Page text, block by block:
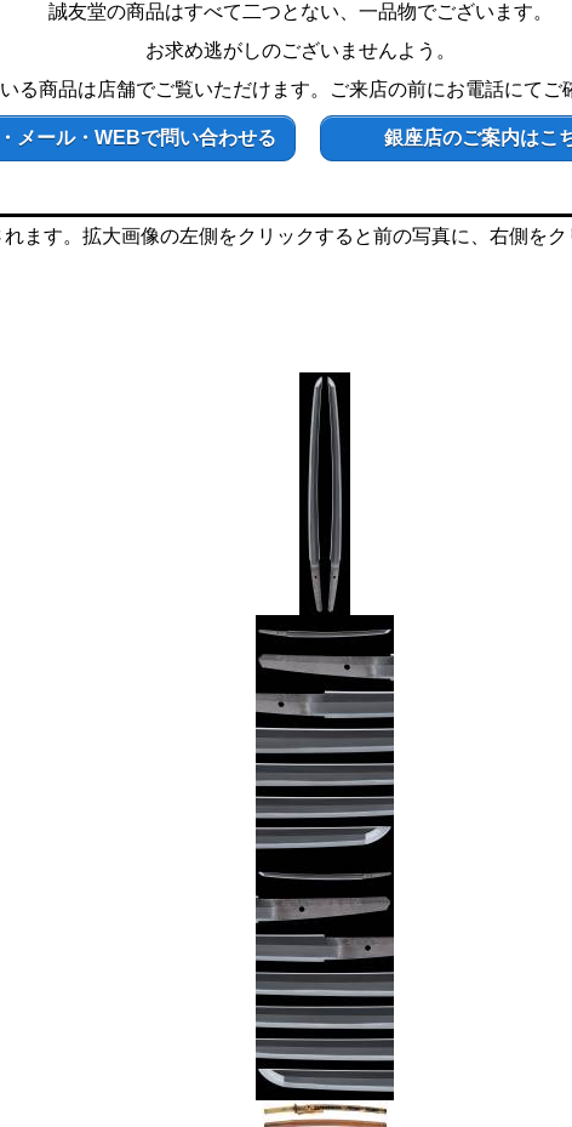
誠友堂の商品はすべて二つとない、一品物でございます。
お求め逃がしのございませんよう。
る商品は店舗でご覧いただけます。ご来店の前にお電話にてご
メール・WEBで問い合わせる 銀座店のご案内はこ
ます。拡大画像の左側をクリックすると前の写真に、右側をク